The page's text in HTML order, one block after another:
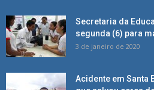
Secretaria da
segunda (6) para
3 de janeiro de 2020
Acidente em Santa